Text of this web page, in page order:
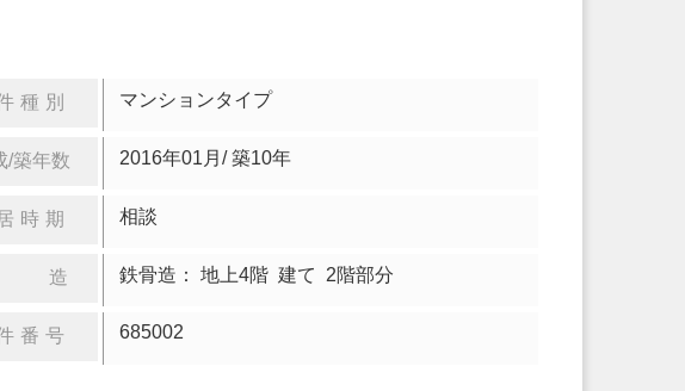
種別 マンションタイプ
/築年数 2016年01月/ 築10年
時期 相談
造 鉄骨造： 地上4階 建て 2階部分
番号 685002